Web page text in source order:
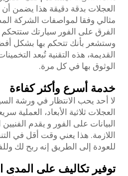
العجلات بدقة دقيقة هذا يضمن
مثالي وفقا لمواصفات الشركة
الفرق على الفور سيارتك
وستشعر بأنك تتحكم بها بشكل
القديمة، هذه التقنية تُبعد
الوثوق بها في كل مرة.
خدمة أسرع وأكثر كفاءة
لا أحد يحب الانتظار في ورشة
العجلات ثلاثية الأبعاد، العملية
البيانات على الفور و يقدم الفنيين
اللازمة. هذا يعني وقت أقل في
للعودة إلى الطريق إنه ربح لك
توفير تكاليف على المدى